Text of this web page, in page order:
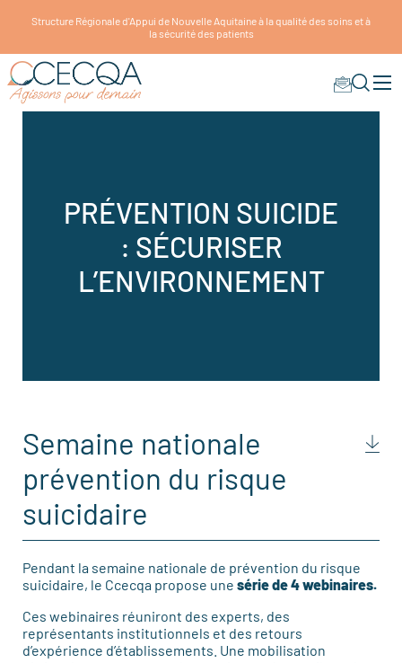
Structure Régionale d'Appui de Nouvelle Aquitaine à la qualité des soins et à
la sécurité des patients
PRÉVENTION SUICIDE
: SÉCURISER
L’ENVIRONNEMENT
Semaine nationale
prévention du risque
suicidaire
Pendant la semaine nationale de prévention du risque
suicidaire, le Ccecqa propose une série de 4 webinaires.
Ces webinaires réuniront des experts, des
représentants institutionnels et des retours
d’expérience d’établissements. Une mobilisation